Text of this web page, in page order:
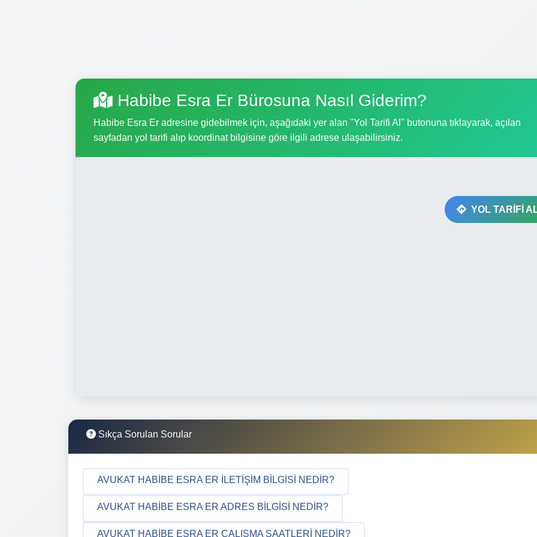
Habibe Esra Er Bürosuna Nasıl Giderim?
Habibe Esra Er adresine gidebilmek için, aşağıdaki yer alan "Yol Tarifi Al" butonuna tıklayarak, açılan
sayfadan yol tarifi alıp koordinat bilgisine göre ilgili adrese ulaşabilirsiniz.
YOL TARİFİ
Sıkça Sorulan Sorular
AVUKAT HABIBE ESRA ER İLETIŞIM BILGISI NEDIR?
AVUKAT HABIBE ESRA ER ADRES BILGISI NEDIR?
AVUKAT HABIBE ESRA ER ÇALIŞMA SAATLERI NEDIR?